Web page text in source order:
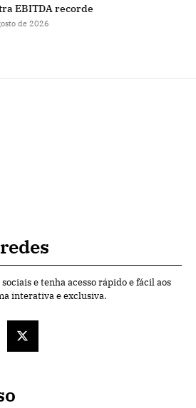
EBITDA recorde
de 2026
e tenha acesso rápido e fácil aos
interativa e exclusiva.